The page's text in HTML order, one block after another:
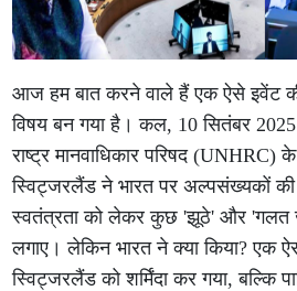
आज हम बात करने वाले हैं एक ऐसे इवेंट की
विषय बन गया है। कल, 10 सितंबर
राष्ट्र मानवाधिकार परिषद
स्विट्जरलैंड ने भारत पर अल्पसंख्यकों की
स्वतंत्रता को लेकर कुछ 'झूठे' और 'गलत
लगाए। लेकिन भारत ने क्या किया? एक
स्विट्जरलैंड को शर्मिंदा कर गया, बल्कि